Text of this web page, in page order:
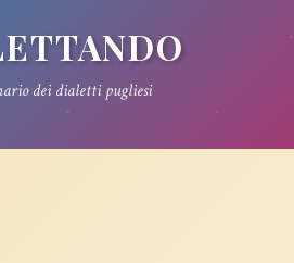
dei dialetti pugliesi